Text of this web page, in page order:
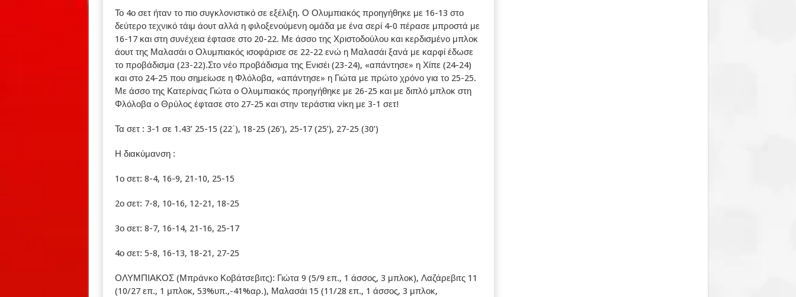
Το 4ο σετ ήταν το πιο συγκλονιστικό σε εξέλιξη. Ο Ολυμπιακός προηγήθηκε με 16-13 στο
δεύτερο τεχνικό τάιμ άουτ αλλά η φιλοξενούμενη ομάδα με ένα σερί 4-0 πέρασε μπροστά με
16-17 και στη συνέχεια έφτασε στο 20-22. Με άσσο της Χριστοδούλου και κερδισμένο μπλοκ
άουτ της Μαλασάι ο Ολυμπιακός ισοφάρισε σε 22-22 ενώ η Μαλασάι ξανά με καρφί έδωσε
το προβάδισμα (23-22).Στο νέο προβάδισμα της Ενισέι (23-24), «απάντησε» η Χίπε (24-24)
και στο 24-25 που σημείωσε η Φλόλοβα, «απάντησε» η Γιώτα με πρώτο χρόνο για το 25-25.
Με άσσο της Κατερίνας Γιώτα ο Ολυμπιακός προηγήθηκε με 26-25 και με διπλό μπλοκ στη
Φλόλοβα ο Θρύλος έφτασε στο 27-25 και στην τεράστια νίκη με 3-1 σετ!
Τα σετ : 3-1 σε 1.43’ 25-15 (22΄), 18-25 (26’), 25-17 (25’), 27-25 (30’)
Η διακύμανση :
1ο σετ: 8-4, 16-9, 21-10, 25-15
2ο σετ: 7-8, 10-16, 12-21, 18-25
3ο σετ: 8-7, 16-14, 21-16, 25-17
4ο σετ: 5-8, 16-13, 18-21, 27-25
ΟΛΥΜΠΙΑΚΟΣ (Μπράνκο Κοβάτσεβιτς): Γιώτα 9 (5/9 επ., 1 άσσος, 3 μπλοκ), Λαζάρεβιτς 11
(10/27 επ., 1 μπλοκ, 53%υπ.,-41%αρ.), Μαλασάι 15 (11/28 επ., 1 άσσος, 3 μπλοκ,